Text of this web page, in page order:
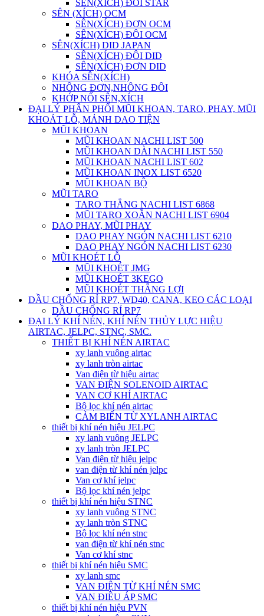
SÊN(XÍCH) ĐÔI STAR
SÊN (XÍCH) OCM
SÊN(XÍCH) ĐƠN OCM
SÊN(XÍCH) ĐÔI OCM
SÊN(XÍCH) DID JAPAN
SÊN(XÍCH) ĐÔI DID
SÊN(XÍCH) ĐƠN DID
KHÓA SÊN(XÍCH)
NHÔNG ĐƠN,NHÔNG ĐÔI
KHỚP NỐI SÊN,XÍCH
ĐẠI LÝ PHÂN PHỐI MŨI KHOAN, TARO, PHAY, MŨI
KHOÁT LỖ, MẢNH DAO TIỆN
MŨI KHOAN
MŨI KHOAN NACHI LIST 500
MŨI KHOAN DÀI NACHI LIST 550
MŨI KHOAN NACHI LIST 602
MŨI KHOAN INOX LIST 6520
MŨI KHOAN BỘ
MŨI TARO
TARO THẲNG NACHI LIST 6868
MŨI TARO XOẮN NACHI LIST 6904
DAO PHAY, MŨI PHAY
DAO PHAY NGÓN NACHI LIST 6210
DAO PHAY NGÓN NACHI LIST 6230
MŨI KHOÉT LỖ
MŨI KHOÉT JMG
MŨI KHOÉT 3KEGO
MŨI KHOÉT THẮNG LỢI
DẦU CHỐNG RỈ RP7, WD40, CANA, KEO CÁC LOẠI
DẦU CHỐNG RỈ RP7
ĐẠI LÝ KHÍ NÉN, KHÍ NÉN THỦY LỰC HIỆU
AIRTAC, JELPC, STNC, SMC.
THIẾT BỊ KHÍ NÉN AIRTAC
xy lanh vuông airtac
xy lanh tròn airtac
Van điện từ hiệu airtac
VAN ĐIỆN SOLENOID AIRTAC
VAN CƠ KHÍ AIRTAC
Bộ lọc khí nén airtac
CẢM BIẾN TỪ XYLANH AIRTAC
thiết bị khí nén hiệu JELPC
xy lanh vuông JELPC
xy lanh tròn JELPC
Van điện từ hiệu jelpc
van điện từ khí nén jelpc
Van cơ khí jelpc
Bộ lọc khí nén jelpc
thiết bị khí nén hiệu STNC
xy lanh vuông STNC
xy lanh tròn STNC
Bộ lọc khí nén stnc
van điện từ khí nén stnc
Van cơ khí stnc
thiết bị khí nén hiệu SMC
xy lanh smc
VAN ĐIỆN TỪ KHÍ NÉN SMC
VAN ĐIỀU ÁP SMC
thiết bị khí nén hiệu PVN